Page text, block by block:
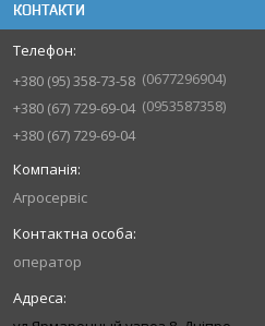
КОНТАКТИ
+380 (95) 358-73-58
0677296904
+380 (67) 729-69-04
0953587358
+380 (67) 729-69-04
Агросервіс
оператор